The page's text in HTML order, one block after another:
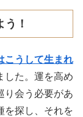
！
こうして生まれ
した。運を高め
り会う必要があ
を探し、それを